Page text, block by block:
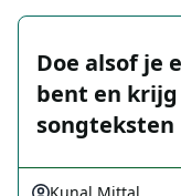
Doe alsof je
bent en
songteksten